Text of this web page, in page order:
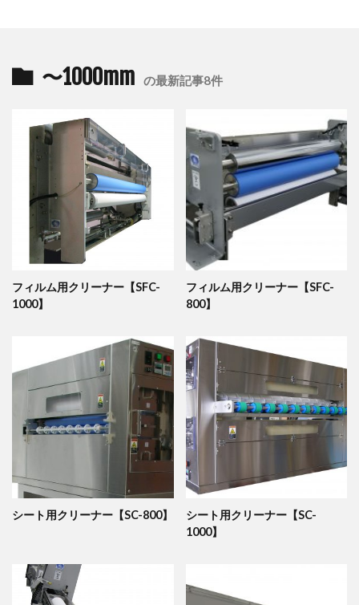
〜1000mm の最新記事8件
フィルム用クリーナー【SFC-
1000】
フィルム用クリーナー【SFC-
800】
シート用クリーナー【SC-800】
シート用クリーナー【SC-
1000】